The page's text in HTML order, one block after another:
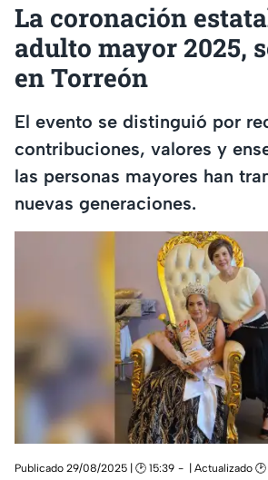
La coronación
adulto mayor 2025,
en Torreón
El evento se distinguió por
contribuciones, valores y
las personas mayores han
nuevas generaciones.
Publicado 29/08/2025 | 🕑 15:39 | Actualizado